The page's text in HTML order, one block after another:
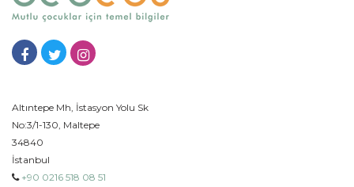
Altıntepe Mh, İstasyon Yolu Sk
No:3/1-130, Maltepe
34840
İstanbul
+90 0216 518 08 51